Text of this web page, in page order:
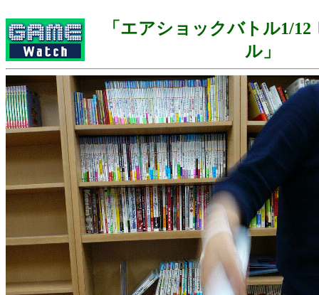
「エアショックバトル1/
ル」